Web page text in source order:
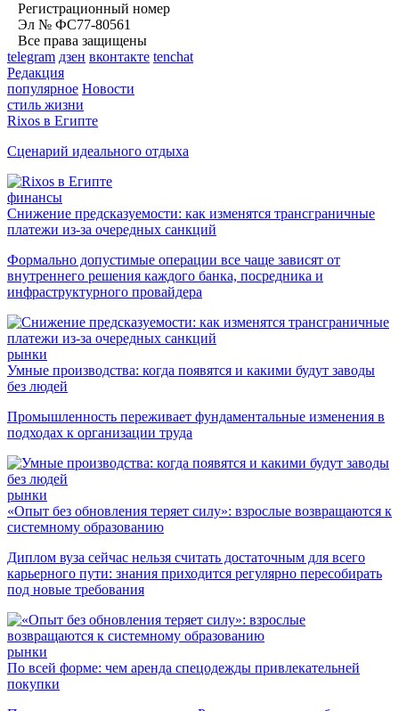
Регистрационный номер
Эл № ФС77-80561
Все права защищены
telegram дзен вконтакте tenchat
Редакция
популярное Новости
стиль жизни
Rixos в Египте
Сценарий идеального отдыха
финансы
Снижение предсказуемости: как изменятся трансграничные
платежи из-за очередных санкций
Формально допустимые операции все чаще зависят от
внутреннего решения каждого банка, посредника и
инфраструктурного провайдера
рынки
Умные производства: когда появятся и какими будут заводы
без людей
Промышленность переживает фундаментальные изменения в
подходах к организации труда
рынки
«Опыт без обновления теряет силу»: взрослые возвращаются к
системному образованию
Диплом вуза сейчас нельзя считать достаточным для всего
карьерного пути: знания приходится регулярно пересобирать
под новые требования
рынки
По всей форме: чем аренда спецодежды привлекательней
покупки